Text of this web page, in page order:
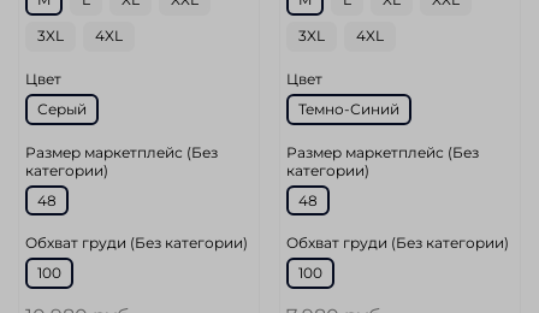
3XL 4XL
Цвет
Серый
Размер маркетплейс (Без
категории)
48
Обхват груди (Без категории)
100
3XL 4XL
Цвет
Темно-Синий
Размер маркетплейс (Без
категории)
48
Обхват груди (Без категории)
100